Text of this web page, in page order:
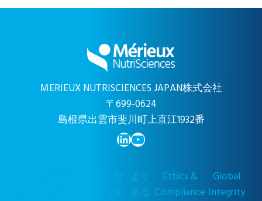
MERIEUX NUTRISCIENCES JAPAN株式会社
〒699-0624
島根県出雲市斐川町上直江1932番
LinkedIn
YouTube
よく
ある
Ethics &
Compliance
Global
Integrity